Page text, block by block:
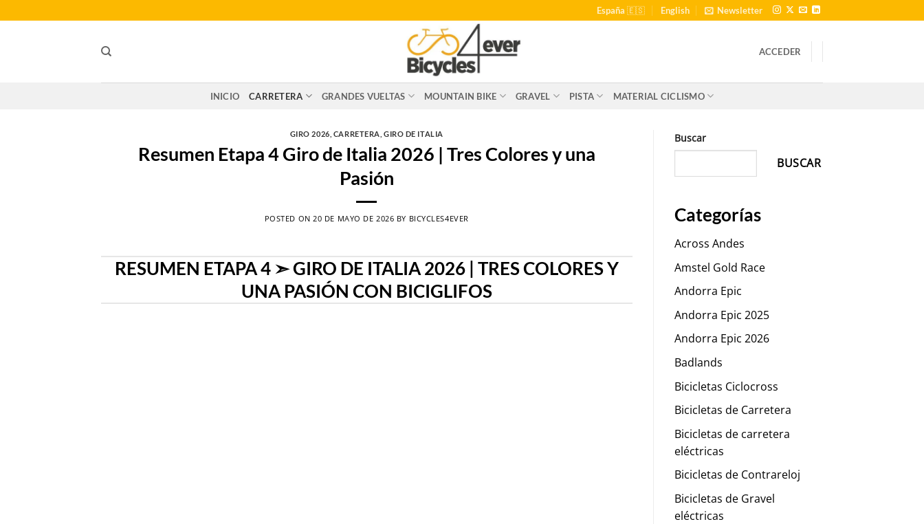
al
España 🇪🇸 English Newsletter
ACCEDER
INICIO CARRETERA GRANDES VUELTAS MOUNTAIN BIKE GRAVEL PISTA MATERIAL CICLISMO
GIRO 2026 CARRETERA GIRO DE ITALIA
Resumen Etapa 4 Giro de Italia 2026 | Tres Colores y una
Pasión
POSTED ON 20 DE MAYO DE 2026 BY BICYCLES4EVER
RESUMEN ETAPA 4 ➣ GIRO DE ITALIA 2026 | TRES COLORES Y
UNA PASIÓN CON BICIGLIFOS
Buscar
BUSCAR
Categorías
Across Andes
Amstel Gold Race
Andorra Epic
Andorra Epic 2025
Andorra Epic 2026
Badlands
Bicicletas Ciclocross
Bicicletas de Carretera
Bicicletas de carretera
eléctricas
Bicicletas de Contrareloj
Bicicletas de Gravel
eléctricas